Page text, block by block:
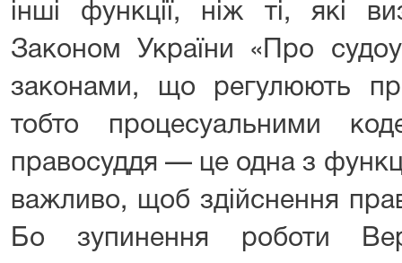
інші функції, ніж ті, які
Законом України «Про
законами, що регулюють
тобто процесуальними
правосуддя — це одна з
важливо, щоб здійснення
Бо зупинення роботи